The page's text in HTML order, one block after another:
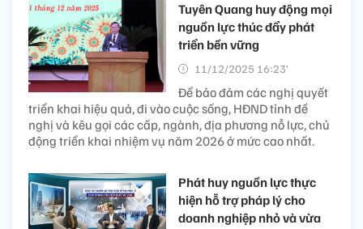
Tuyên Quang huy động mọi
nguồn lực thúc đẩy phát
triển bền vững
11/12/2025 16:23’
Để bảo đảm các nghị quyết
triển khai hiệu quả, đi vào cuộc sống, HĐND tỉnh đề
nghị và kêu gọi các cấp, ngành, địa phương nỗ lực, chủ
động triển khai nhiệm vụ năm 2026 ở mức cao nhất.
Phát huy nguồn lực thực
hiện hỗ trợ pháp lý cho
doanh nghiệp nhỏ và vừa